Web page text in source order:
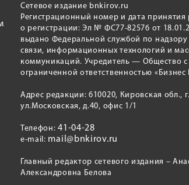
Сетевое издание bnkirov.ru
Регистрационный номер и дата принятия
о регистрации: Эл № ФС77-82576 от
выдано Федеральной службой по надзору
связи, информационных технологий и
коммуникаций. Учредитель — Общество с
ограниченной ответственностью «Бизнес
Адрес редакции: 610020, Кировская обл.,
ул.Московская, д.40, офис 1/1
Телефон:41-04-28
e-mail: mail@bnkirov.ru
Главный редактор сетевого издания –
Александровна Белова